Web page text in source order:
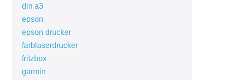
din a3
epson
epson drucker
farblaserdrucker
fritzbox
garmin